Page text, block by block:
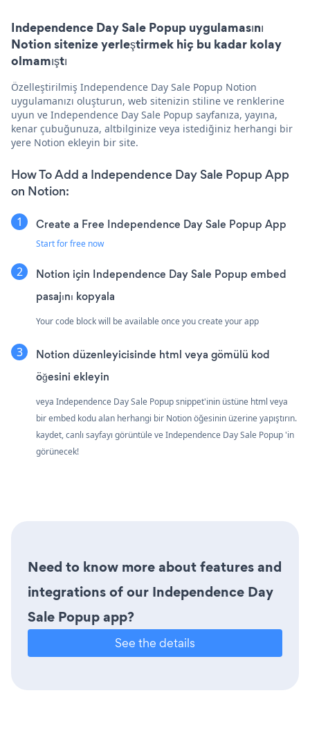
Independence Day Sale Popup uygulamasını
Notion sitenize yerleştirmek hiç bu kadar kolay
olmamıştı
Özelleştirilmiş Independence Day Sale Popup Notion
uygulamanızı oluşturun, web sitenizin stiline ve renklerine
uyun ve Independence Day Sale Popup sayfanıza, yayına,
kenar çubuğunuza, altbilginize veya istediğiniz herhangi bir
yere Notion ekleyin bir site.
How To Add a Independence Day Sale Popup App
on Notion:
Create a Free Independence Day Sale Popup App
Start for free now
Notion için Independence Day Sale Popup embed
pasajını kopyala
Your code block will be available once you create your app
Notion düzenleyicisinde html veya gömülü kod
öğesini ekleyin
veya Independence Day Sale Popup snippet'inin üstüne html veya
bir embed kodu alan herhangi bir Notion öğesinin üzerine yapıştırın.
kaydet, canlı sayfayı görüntüle ve Independence Day Sale Popup 'in
görünecek!
Need to know more about features and
integrations of our Independence Day
Sale Popup app?
See the details